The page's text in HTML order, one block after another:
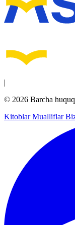
|
© 2026 Barcha
KitoblarMualliflar